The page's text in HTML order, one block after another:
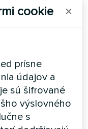
kW
cookie ×
prísne
údajov a
sú šifrované
výslovného
s